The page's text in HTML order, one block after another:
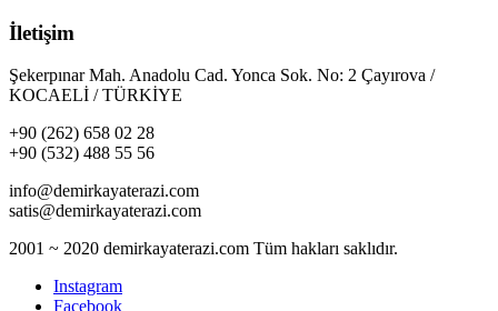
İletişim
Şekerpınar Mah. Anadolu Cad. Yonca Sok. No: 2 Çayırova /
KOCAELİ / TÜRKİYE
+90 (262) 658 02 28
+90 (532) 488 55 56
info@demirkayaterazi.com
satis@demirkayaterazi.com
2001 ~ 2020 demirkayaterazi.com Tüm hakları saklıdır.
Instagram
Facebook